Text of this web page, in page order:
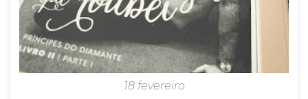
18 fevereiro